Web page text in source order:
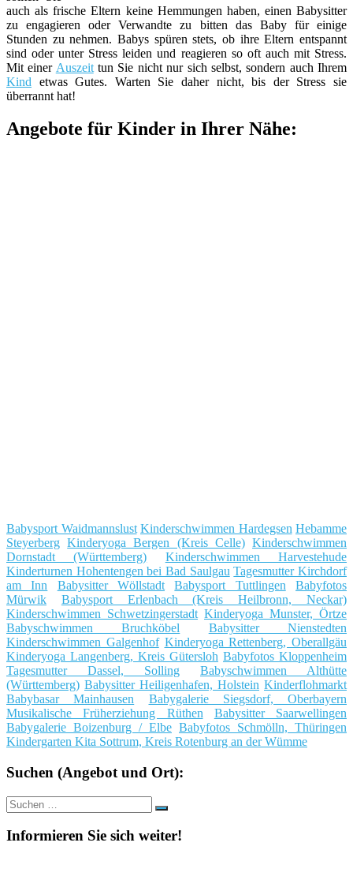
auch als frische Eltern keine Hemmungen haben, einen Babysitter
zu engagieren oder Verwandte zu bitten das Baby für einige
Stunden zu nehmen. Babys spüren stets, ob ihre Eltern entspannt
sind oder unter Stress leiden und reagieren so oft auch mit Stress.
Mit einer Auszeittun Sie nicht nur sich selbst, sondern auch Ihrem
Kind etwas Gutes. Warten Sie daher nicht, bis der Stress sie
überrannt hat!
Angebote für Kinder in Ihrer Nähe:
Babysport Waidmannslust Kinderschwimmen Hardegsen Hebamme
Steyerberg Kinderyoga Bergen (Kreis Celle) Kinderschwimmen
Dornstadt (Württemberg)
Kinderschwimmen Harvestehude
Kinderturnen Hohentengen bei Bad Saulgau Tagesmutter Kirchdorf
am Inn
Babysitter Wöllstadt Babysport Tuttlingen
Babyfotos
Mürwik
Babysport Erlenbach (Kreis Heilbronn, Neckar)
Kinderschwimmen Schwetzingerstadt Kinderyoga Munster, Örtze
Babyschwimmen Bruchköbel
Babysitter Nienstedten
Kinderschwimmen Galgenhof Kinderyoga Rettenberg, Oberallgäu
Kinderyoga Langenberg, Kreis Gütersloh Babyfotos Kloppenheim
Tagesmutter Dassel, Solling
Babyschwimmen Althütte
(Württemberg) Babysitter Heiligenhafen, Holstein Kinderflohmarkt
Babybasar Mainhausen
Babygalerie Siegsdorf, Oberbayern
Musikalische Früherziehung Rüthen
Babysitter Saarwellingen
Babygalerie Boizenburg / Elbe Babyfotos Schmölln, Thüringen
Kindergarten Kita Sottrum, Kreis Rotenburg an der Wümme
Suchen (Angebot und Ort):
Suche
nach:
Suchen
Informieren Sie sich weiter!